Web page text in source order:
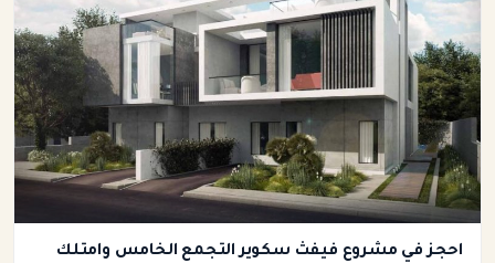
احجز في مشروع فيفث سكوير التجمع الخامس وامتلك